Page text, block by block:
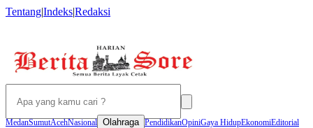
Tentang|Indeks|Redaksi
MedanSumutAcehNasional Olahraga PendidikanOpiniGaya HidupEkonomiEditorial